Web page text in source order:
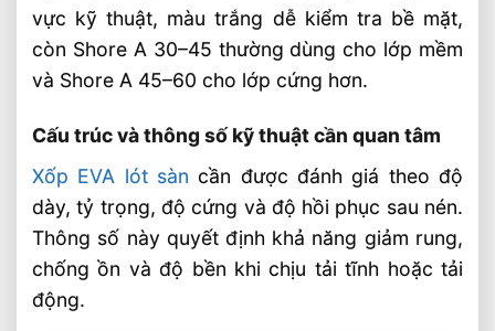
Xốp EVA dạng cuộn hay dạng tấm phù
hợp hơn?
Video: Xốp EVA Lót Sàn Chống Rung
Sản phẩm đề xuất
🏭 Sản xuất và phân phối toàn quốc
🎯 Liên hệ mua hàng
Bài Viết Liên Quan
vực kỹ thuật, màu trắng dễ kiểm tra bề mặt,
còn Shore A 30–45 thường dùng cho lớp mềm
và Shore A 45–60 cho lớp cứng hơn.
Cấu trúc và thông số kỹ thuật cần quan tâm
Xốp EVA lót sàn cần được đánh giá theo độ
dày, tỷ trọng, độ cứng và độ hồi phục sau nén.
Thông số này quyết định khả năng giảm rung,
chống ồn và độ bền khi chịu tải tĩnh hoặc tải
động.